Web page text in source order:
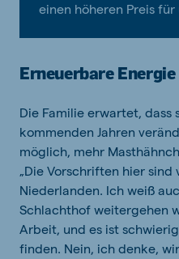
einen höheren Preis für
Erneuerbare Energie
Die Familie erwartet, dass
kommenden Jahren
möglich, mehr
„Die Vorschriften hier
Niederlanden. Ich weiß
Schlachthof weitergehen
Arbeit, und es ist
finden. Nein, ich denke,